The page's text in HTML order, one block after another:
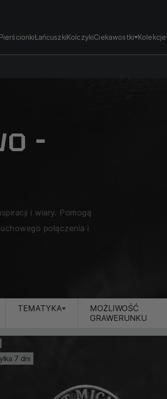
PierścionkiŁańcuszkiKolczykiCiekawostki Kolekcje
-
i wiary. Pomogą
połączenia i
TEMATYKA
MOŻLIWOŚĆ
GRAWERUNKU
7 dni